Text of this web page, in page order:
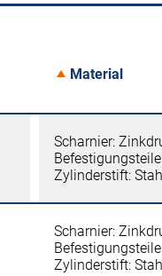
Material
Scharnier:
Zylinderstift:
Scharnier:
Zylinderstift: